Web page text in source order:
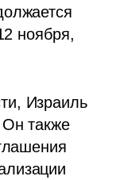
ноября,
Израиль
также